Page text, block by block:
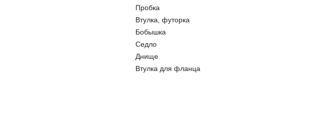
Пробка
Втулка, футорка
Бобышка
Седло
Днище
Втулка для фланца